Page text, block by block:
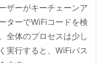
ザーがキーチェーンア
ターでWiFiコードを検
全体のプロセスは少し
実行すると、WiFiパス